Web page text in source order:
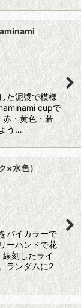
た泥漿で模様
cupで
・黄色・若
う…
ク×水色）
バイカラーで
ーハンドで花
刻したライ
ランダムに2